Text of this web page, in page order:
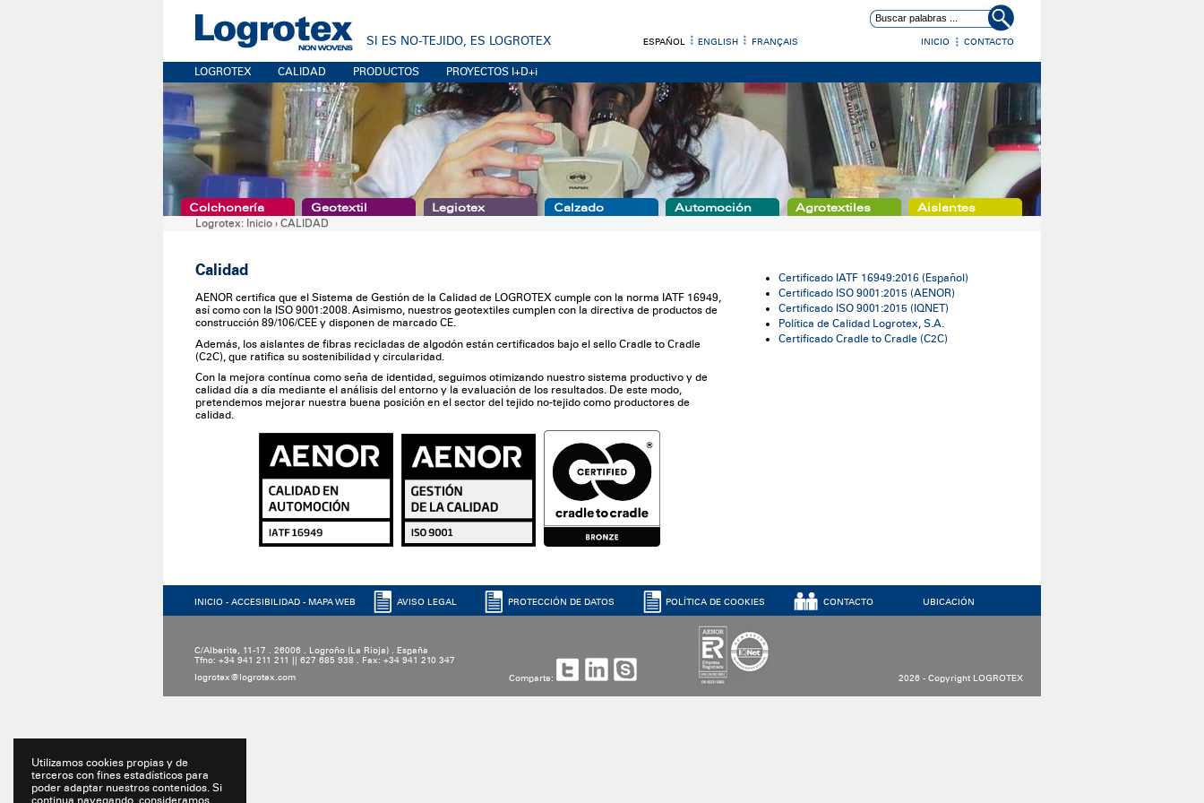
SI ES NO-TEJIDO, ES LOGROTEX ESPAÑOL ENGLISH FRANÇAIS INICIO CONTACTO
LOGROTEX CALIDAD PRODUCTOS PROYECTOS I+D+i
Colchonería Geotextil Legiotex Calzado Automoción Agrotextiles
Aislantes
Logrotex: Inicio› CALIDAD
Calidad
AENOR certifica que el Sistema de Gestión de la Calidad de LOGROTEX cumple con la norma IATF 16949,
así como con la ISO 9001:2008. Asimismo, nuestros geotextiles cumplen con la directiva de productos de
construcción 89/106/CEE y disponen de marcado CE.
Además, los aislantes de fibras recicladas de algodón están certificados bajo el sello Cradle to Cradle
(C2C), que ratifica su sostenibilidad y circularidad.
Con la mejora contínua como seña de identidad, seguimos otimizando nuestro sistema productivo y de
calidad día a día mediante el análisis del entorno y la evaluación de los resultados. De este modo,
pretendemos mejorar nuestra buena posición en el sector del tejido no-tejido como productores de
calidad.
Certificado IATF 16949:2016 (Español)
Certificado ISO 9001:2015 (AENOR)
Certificado ISO 9001:2015 (IQNET)
Política de Calidad Logrotex, S.A.
Certificado Cradle to Cradle (C2C)
INICIO- ACCESIBILIDAD- MAPA WEB AVISO LEGAL PROTECCIÓN DE DATOS POLÍTICA DE COOKIES CONTACTO UBICACIÓN
C/Alberite, 11-17 . 26006 . Logroño (La Rioja) . España
Tfno: +34 941 211 211 || 627 685 938 . Fax: +34 941 210 347
logrotex@logrotex.com
Comparte: 2026 - Copyright LOGROTEX
Utilizamos cookies propias y de
terceros con fines estadísticos para
poder adaptar nuestros contenidos. Si
continua navegando, consideramos